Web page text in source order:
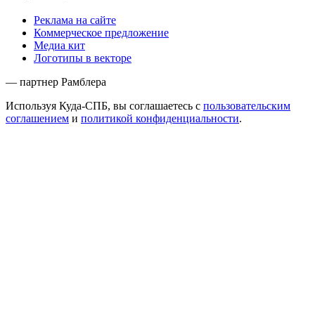
Реклама на сайте
Коммерческое предложение
Медиа кит
Логотипы в векторе
— партнер Рамблера
Используя Куда-СПБ, вы соглашаетесь с пользовательским
соглашением и политикой конфиденциальности.